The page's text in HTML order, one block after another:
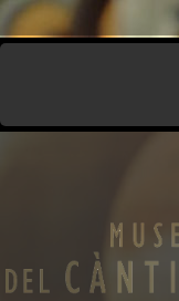
Vés al contingut